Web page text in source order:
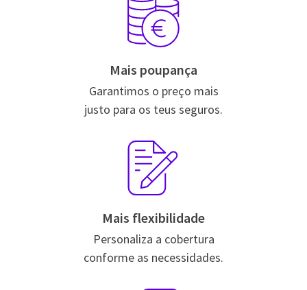
Mais poupança
Garantimos o preço mais
justo para os teus seguros.
Mais flexibilidade
Personaliza a cobertura
conforme as necessidades.